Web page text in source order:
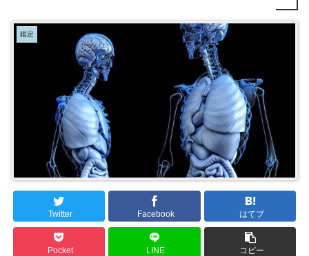
鑑定
Twitter Facebook はてブ
Pocket LINE コピー